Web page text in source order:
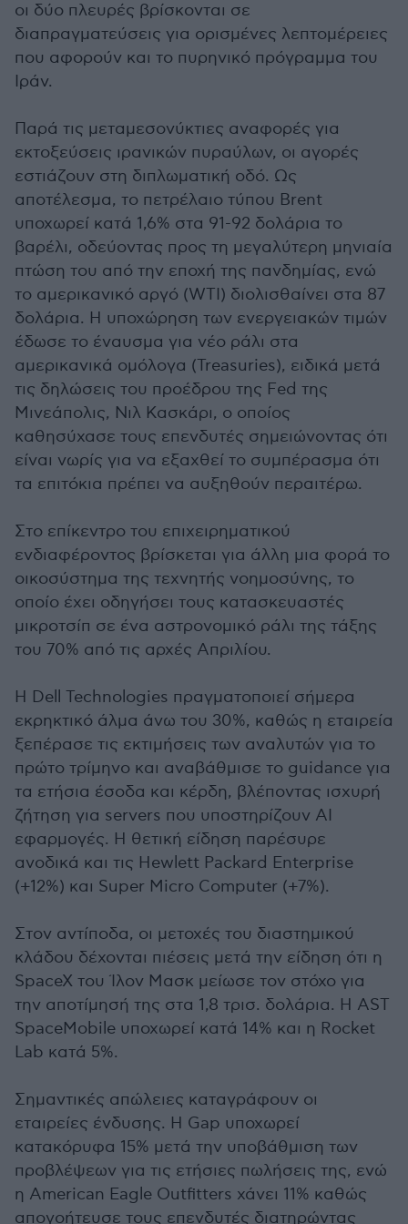
οι δύο πλευρές βρίσκονται σε
διαπραγματεύσεις για ορισμένες λεπτομέρειες
που αφορούν και το πυρηνικό πρόγραμμα του
Ιράν.
Παρά τις μεταμεσονύκτιες αναφορές για
εκτοξεύσεις ιρανικών πυραύλων, οι αγορές
εστιάζουν στη διπλωματική οδό. Ως
αποτέλεσμα, το πετρέλαιο τύπου Brent
υποχωρεί κατά 1,6% στα 91-92 δολάρια το
βαρέλι, οδεύοντας προς τη μεγαλύτερη μηνιαία
πτώση του από την εποχή της πανδημίας, ενώ
το αμερικανικό αργό (WTI) διολισθαίνει στα 87
δολάρια. Η υποχώρηση των ενεργειακών τιμών
έδωσε το έναυσμα για νέο ράλι στα
αμερικανικά ομόλογα (Treasuries), ειδικά μετά
τις δηλώσεις του προέδρου της Fed της
Μινεάπολις, Νιλ Κασκάρι, ο οποίος
καθησύχασε τους επενδυτές σημειώνοντας ότι
είναι νωρίς για να εξαχθεί το συμπέρασμα ότι
τα επιτόκια πρέπει να αυξηθούν περαιτέρω.
Στο επίκεντρο του επιχειρηματικού
ενδιαφέροντος βρίσκεται για άλλη μια φορά το
οικοσύστημα της τεχνητής νοημοσύνης, το
οποίο έχει οδηγήσει τους κατασκευαστές
μικροτσίπ σε ένα αστρονομικό ράλι της τάξης
του 70% από τις αρχές Απριλίου.
Η Dell Technologies πραγματοποιεί σήμερα
εκρηκτικό άλμα άνω του 30%, καθώς η εταιρεία
ξεπέρασε τις εκτιμήσεις των αναλυτών για το
πρώτο τρίμηνο και αναβάθμισε το guidance για
τα ετήσια έσοδα και κέρδη, βλέποντας ισχυρή
ζήτηση για servers που υποστηρίζουν AI
εφαρμογές. Η θετική είδηση παρέσυρε
ανοδικά και τις Hewlett Packard Enterprise
(+12%) και Super Micro Computer (+7%).
Στον αντίποδα, οι μετοχές του διαστημικού
κλάδου δέχονται πιέσεις μετά την είδηση ότι η
SpaceX του Ίλον Μασκ μείωσε τον στόχο για
την αποτίμησή της στα 1,8 τρισ. δολάρια. Η AST
SpaceMobile υποχωρεί κατά 14% και η Rocket
Lab κατά 5%.
Σημαντικές απώλειες καταγράφουν οι
εταιρείες ένδυσης. Η Gap υποχωρεί
κατακόρυφα 15% μετά την υποβάθμιση των
προβλέψεων για τις ετήσιες πωλήσεις της, ενώ
η American Eagle Outfitters χάνει 11% καθώς
απογοήτευσε τους επενδυτές διατηρώντας